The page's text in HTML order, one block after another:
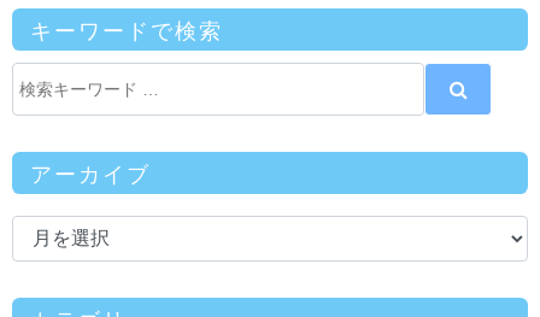
キーワードで検索
アーカイブ